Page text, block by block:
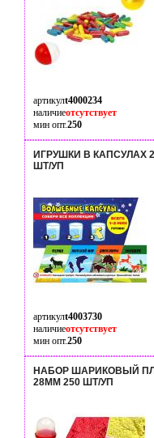
артикулt4000234
наличиеотсутствует
мин опт.250
ИГРУШКИ В КАПСУЛАХ
ШТ/УП
артикулt4003730
наличиеотсутствует
мин опт.250
НАБОР ШАРИКОВЫЙ
28ММ 250 ШТ/УП